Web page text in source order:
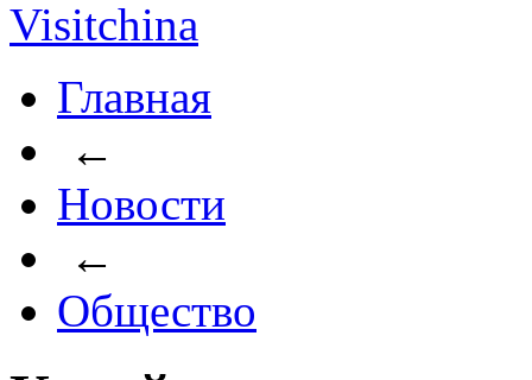
Главная
←
Новости
←
Общество